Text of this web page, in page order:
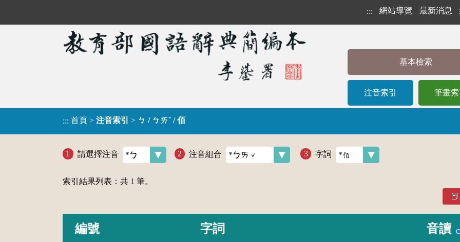
::: 網站導覽 最新消息
基本檢索
注音索引 筆畫索
::: 首頁 > 注音索引 > ㄅ / ㄅㄞˇ / 佰
請選擇注音 注音組合 字詞
索引結果列表：共 1 筆。
編號 字詞 音讀